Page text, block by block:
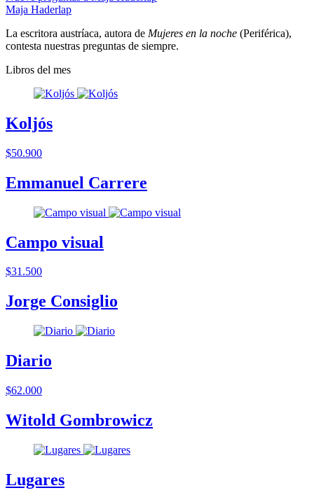
Maja Haderlap
La escritora austríaca, autora de Mujeres en la noche (Periférica),
contesta nuestras preguntas de siempre.
Libros del mes
Koljós
$50.900
Emmanuel Carrere
Campo visual
$31.500
Jorge Consiglio
Diario
$62.000
Witold Gombrowicz
Lugares